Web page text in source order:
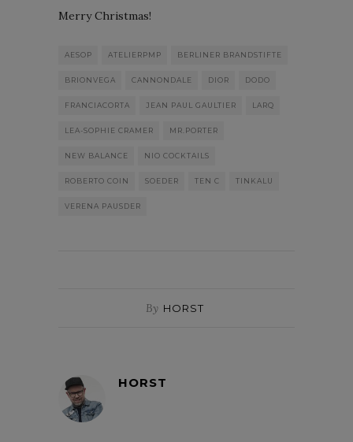
Merry Christmas!
AESOP ATELIERPMP BERLINER BRANDSTIFTE
BRIONVEGA CANNONDALE DIOR DODO
FRANCIACORTA JEAN PAUL GAULTIER LARQ
LEA-SOPHIE CRAMER MR.PORTER
NEW BALANCE NIO COCKTAILS
ROBERTO COIN SOEDER TEN C TINKALU
VERENA PAUSDER
By HORST
HORST